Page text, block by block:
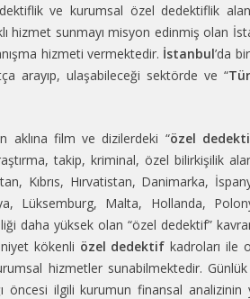
ve kurumsal özel dedektiflik
hizmet sunmayı misyon edinmiş olan
hizmeti vermektedir. İstanbul’da
arayıp, ulaşabileceği sektörde ve “
aklına film ve dizilerdeki “özel
takip, kriminal, özel bilirkişilik
Kıbrıs, Hırvatistan, Danimarka,
Lüksemburg, Malta, Hollanda,
daha yüksek olan “özel dedektif”
kökenli özel dedektif kadroları ile
hizmetler sunabilmektedir. Günlük
ilgili kurumun finansal analizinin